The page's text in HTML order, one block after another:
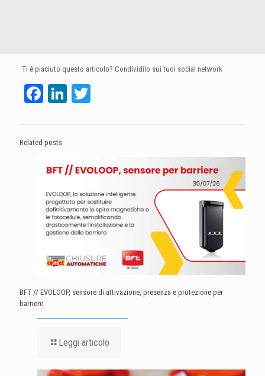
Ti è piaciuto questo articolo? Condividilo sui tuoi social network
Facebook
LinkedIn
Twitter
Related posts
BFT // EVOLOOP, sensore di attivazione, presenza e protezione per
barriere
Leggi articolo